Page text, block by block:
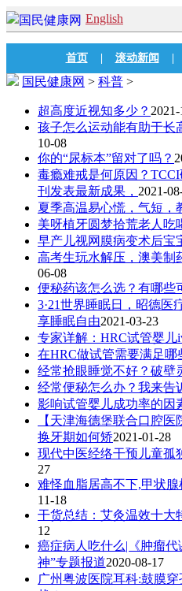
English
首页 滚动新闻
国民健康网 > 科普 >
超高度近视知多少？
孩子怎么运动能有助于长
10-08
你的“尿标本”留对了吗？
毒瘾难戒是何原因？
刊发表最新成果， 2021-
夏季高温易心慌，气短，
美呀植牙圆梦拾荒老人吃
早产儿视网膜病变术后宝
高考生玩水解压，澳美制
06-08
便秘药该怎么选？有哪些
3·21世界睡眠日，昭德医
享睡眠自由2021-03-23
专家详解：HRC试管婴儿
在HRC做试管需要满足哪
经常抢眼睡觉不好？破壁
经常便秘怎么办？我来告
影响试管婴儿成功率的因
【天津海德堡联合口腔
换牙期如何矫2021-01-28
现代中医经络干预儿童孤
27
难怪血脂居高不下,甲状
11-18
干货总结：艾灸温效十大
12
癌症病人吃什么|《肿瘤
神”专题报道2020-08-17
广州粤波医院耳科:鼓膜